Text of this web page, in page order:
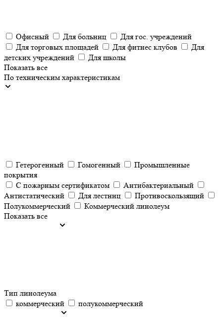
Офисный Для больниц
Для гос. учреждений
Для торговых площадей
Для фитнес клубов
Для
детских учреждений
Для школы
Показать все
По техническим характеристикам
Гетерогенный Гомогенный
Промышленные
покрытия
С пожарным сертификатом
Антибактериальный
Антистатический
Для лестниц
Противоскользящий
Полукоммерческий
Коммерческий линолеум
Показать все
Тип линолеума
коммерческий
полукоммерческий